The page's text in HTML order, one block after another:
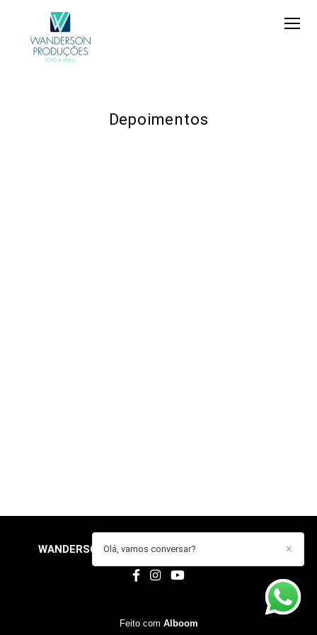
Depoimentos
WANDERSON DE OLIVEIRA ARAUJO ✕
Olá, vamos conversar?
Feito com Alboom